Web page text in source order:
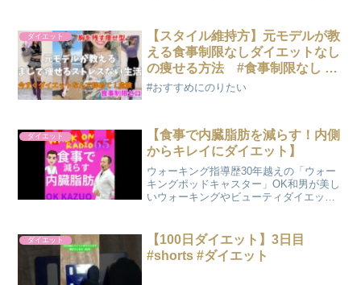
の塩抜きではなく塩控えめダイエット🧂
私にはすごく効...
ダイエット
【スタイル維持方】元モデルが教
える食事制限なしダイエットなし
の痩せる方法 #食事制限なし #
ダイエット #痩せる方法
#おすすめにのりたい
ダイエット
【食事で内臓脂肪を減らす！内側
からキレイにダイエット】
ウォーキング指導歴30年越えの「ウォー
キングポッドキャスター」OK和男が美し
いウォーキングやビューティダイエット
勢・歩き方・ダイエット・ボディデザイ
ン・ウォーキングイベン...
ダイエット
【100日ダイエット】3日目
#shorts #ダイエット